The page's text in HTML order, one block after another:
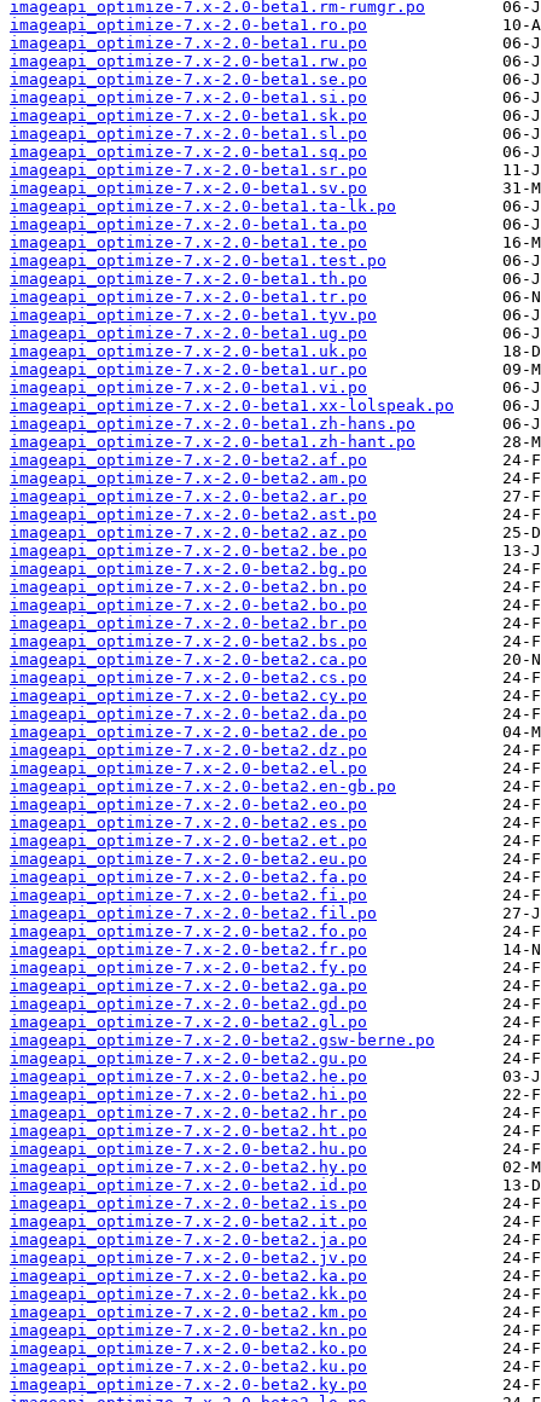
imageapi_optimize-7.x-2.0-beta1.rm-rumgr.po
imageapi_optimize-7.x-2.0-beta1.ro.po
imageapi_optimize-7.x-2.0-beta1.ru.po
imageapi_optimize-7.x-2.0-beta1.rw.po
imageapi_optimize-7.x-2.0-beta1.se.po
imageapi_optimize-7.x-2.0-beta1.si.po
imageapi_optimize-7.x-2.0-beta1.sk.po
imageapi_optimize-7.x-2.0-beta1.sl.po
imageapi_optimize-7.x-2.0-beta1.sq.po
imageapi_optimize-7.x-2.0-beta1.sr.po
imageapi_optimize-7.x-2.0-beta1.sv.po
imageapi_optimize-7.x-2.0-beta1.ta-lk.po
imageapi_optimize-7.x-2.0-beta1.ta.po
imageapi_optimize-7.x-2.0-beta1.te.po
imageapi_optimize-7.x-2.0-beta1.test.po
imageapi_optimize-7.x-2.0-beta1.th.po
imageapi_optimize-7.x-2.0-beta1.tr.po
imageapi_optimize-7.x-2.0-beta1.tyv.po
imageapi_optimize-7.x-2.0-beta1.ug.po
imageapi_optimize-7.x-2.0-beta1.uk.po
imageapi_optimize-7.x-2.0-beta1.ur.po
imageapi_optimize-7.x-2.0-beta1.vi.po
imageapi_optimize-7.x-2.0-beta1.xx-lolspeak.po
imageapi_optimize-7.x-2.0-beta1.zh-hans.po
imageapi_optimize-7.x-2.0-beta1.zh-hant.po
imageapi_optimize-7.x-2.0-beta2.af.po
imageapi_optimize-7.x-2.0-beta2.am.po
imageapi_optimize-7.x-2.0-beta2.ar.po
imageapi_optimize-7.x-2.0-beta2.ast.po
imageapi_optimize-7.x-2.0-beta2.az.po
imageapi_optimize-7.x-2.0-beta2.be.po
imageapi_optimize-7.x-2.0-beta2.bg.po
imageapi_optimize-7.x-2.0-beta2.bn.po
imageapi_optimize-7.x-2.0-beta2.bo.po
imageapi_optimize-7.x-2.0-beta2.br.po
imageapi_optimize-7.x-2.0-beta2.bs.po
imageapi_optimize-7.x-2.0-beta2.ca.po
imageapi_optimize-7.x-2.0-beta2.cs.po
imageapi_optimize-7.x-2.0-beta2.cy.po
imageapi_optimize-7.x-2.0-beta2.da.po
imageapi_optimize-7.x-2.0-beta2.de.po
imageapi_optimize-7.x-2.0-beta2.dz.po
imageapi_optimize-7.x-2.0-beta2.el.po
imageapi_optimize-7.x-2.0-beta2.en-gb.po
imageapi_optimize-7.x-2.0-beta2.eo.po
imageapi_optimize-7.x-2.0-beta2.es.po
imageapi_optimize-7.x-2.0-beta2.et.po
imageapi_optimize-7.x-2.0-beta2.eu.po
imageapi_optimize-7.x-2.0-beta2.fa.po
imageapi_optimize-7.x-2.0-beta2.fi.po
imageapi_optimize-7.x-2.0-beta2.fil.po
imageapi_optimize-7.x-2.0-beta2.fo.po
imageapi_optimize-7.x-2.0-beta2.fr.po
imageapi_optimize-7.x-2.0-beta2.fy.po
imageapi_optimize-7.x-2.0-beta2.ga.po
imageapi_optimize-7.x-2.0-beta2.gd.po
imageapi_optimize-7.x-2.0-beta2.gl.po
imageapi_optimize-7.x-2.0-beta2.gsw-berne.po
imageapi_optimize-7.x-2.0-beta2.gu.po
imageapi_optimize-7.x-2.0-beta2.he.po
imageapi_optimize-7.x-2.0-beta2.hi.po
imageapi_optimize-7.x-2.0-beta2.hr.po
imageapi_optimize-7.x-2.0-beta2.ht.po
imageapi_optimize-7.x-2.0-beta2.hu.po
imageapi_optimize-7.x-2.0-beta2.hy.po
imageapi_optimize-7.x-2.0-beta2.id.po
imageapi_optimize-7.x-2.0-beta2.is.po
imageapi_optimize-7.x-2.0-beta2.it.po
imageapi_optimize-7.x-2.0-beta2.ja.po
imageapi_optimize-7.x-2.0-beta2.jv.po
imageapi_optimize-7.x-2.0-beta2.ka.po
imageapi_optimize-7.x-2.0-beta2.kk.po
imageapi_optimize-7.x-2.0-beta2.km.po
imageapi_optimize-7.x-2.0-beta2.kn.po
imageapi_optimize-7.x-2.0-beta2.ko.po
imageapi_optimize-7.x-2.0-beta2.ku.po
imageapi_optimize-7.x-2.0-beta2.ky.po